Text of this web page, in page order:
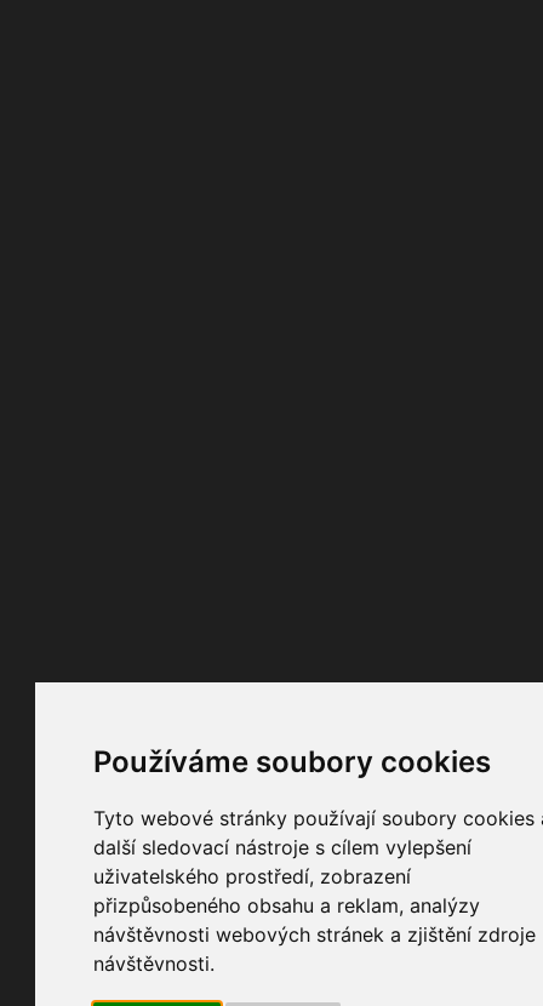
Používáme soubory cookies
Tyto webové stránky používají soubory cookies
další sledovací nástroje s cílem vylepšení
uživatelského prostředí, zobrazení
přizpůsobeného obsahu a reklam, analýzy
návštěvnosti webových stránek a zjištění zdroje
návštěvnosti.